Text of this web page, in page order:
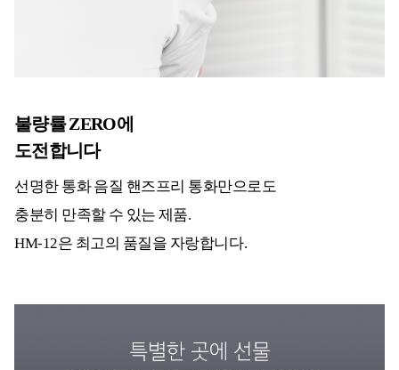
불량률 ZERO에
도전합니다
선명한 통화 음질 핸즈프리 통화만으로도
충분히 만족할 수 있는 제품.
HM-12은 최고의 품질을 자랑합니다.